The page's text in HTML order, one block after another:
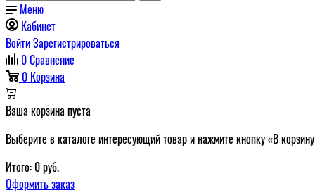
Меню
Кабинет
ВойтиЗарегистрироваться
0Сравнение
0 Корзина
Ваша корзина пуста
Выберите в каталоге интересующий товар и нажмите кнопку «В
Итого: 0руб.
Оформить заказ